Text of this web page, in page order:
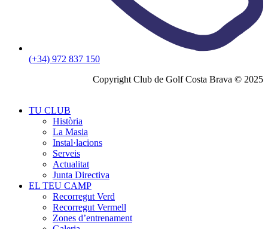
(+34) 972 837 150
Copyright Club de Golf Costa Brava © 2025
TU CLUB
Història
La Masia
Instal·lacions
Serveis
Actualitat
Junta Directiva
EL TEU CAMP
Recorregut Verd
Recorregut Vermell
Zones d’entrenament